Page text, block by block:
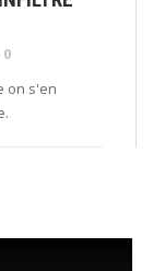
0
on s'en